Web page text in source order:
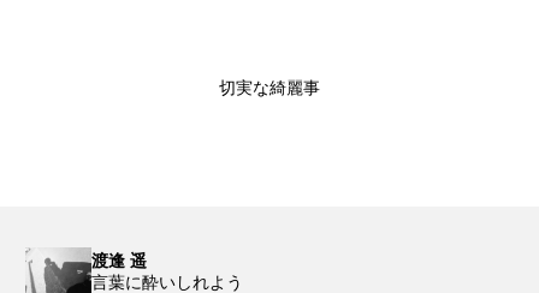
切実な綺麗事
渡逢 遥
言葉に酔いしれよう